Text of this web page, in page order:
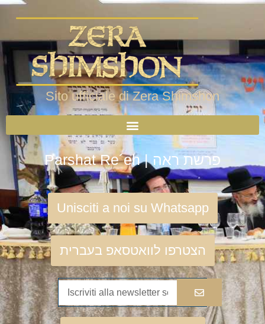
Sito ufficiale di Zera Shimshon
Parshat Re´eh | פרשת ראה
Unisciti a noi su Whatsapp
הצטרפו לוואטסאפ בעברית